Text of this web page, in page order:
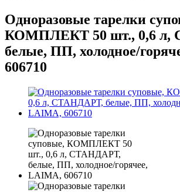
Одноразовые тарелки
КОМПЛЕКТ 50 шт., 0,6 л,
белые, ПП, холодное/
606710